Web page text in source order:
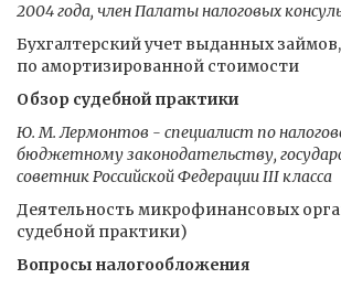
2004 года, член Палаты налоговых
Бухгалтерский учет выданных
по амортизированной стоимости
Обзор судебной практики
Ю. М. Лермонтов - специалист по
бюджетному законодательству,
советник Российской Федерации III класса
Деятельность микрофинансовых
судебной практики)
Вопросы налогообложения